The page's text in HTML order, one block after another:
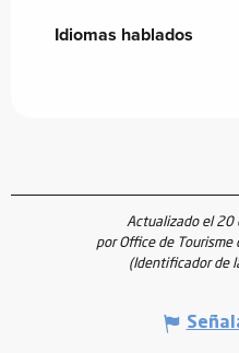
Idiomas hablados
Idiomas hablados
Actualizado el
por Office de Tourisme
(Identificador de